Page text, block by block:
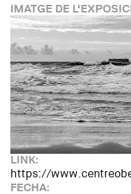
IMATGE DE
LINK:
https://
FECHA: